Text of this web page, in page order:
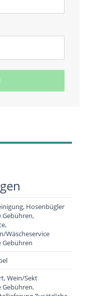
Hosenbügler
Gebühren,
Wäscheservice
Gebühren
Wein/Sekt
Gebühren,